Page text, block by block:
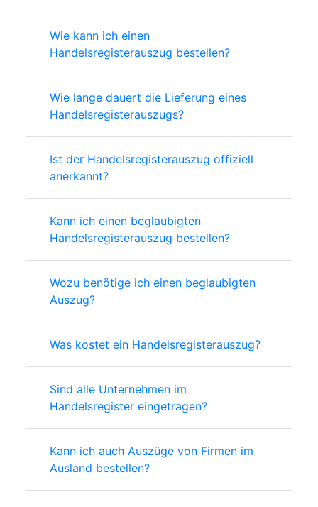
Wie kann ich einen
Handelsregisterauszug bestellen?
Wie lange dauert die Lieferung eines
Handelsregisterauszugs?
Ist der Handelsregisterauszug offiziell
anerkannt?
Kann ich einen beglaubigten
Handelsregisterauszug bestellen?
Wozu benötige ich einen beglaubigten
Auszug?
Was kostet ein Handelsregisterauszug?
Sind alle Unternehmen im
Handelsregister eingetragen?
Kann ich auch Auszüge von Firmen im
Ausland bestellen?